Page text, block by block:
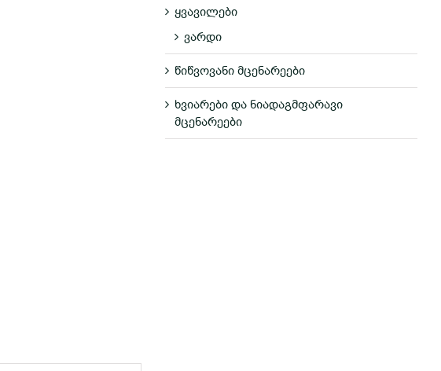
ყვავილები
ვარდი
წიწვოვანი მცენარეები
ხვიარები და ნიადაგმფარავი
მცენარეები